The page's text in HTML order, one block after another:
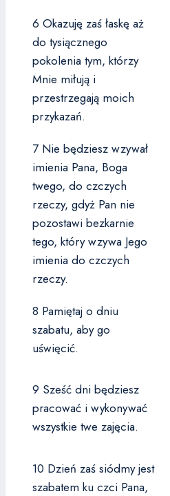
6 Okazuję zaś łaskę aż
do tysiącznego
pokolenia tym, którzy
Mnie miłują i
przestrzegają moich
przykazań.
7 Nie będziesz wzywał
imienia Pana, Boga
twego, do czczych
rzeczy, gdyż Pan nie
pozostawi bezkarnie
tego, który wzywa Jego
imienia do czczych
rzeczy.
8 Pamiętaj o dniu
szabatu, aby go
uświęcić.
9 Sześć dni będziesz
pracować i wykonywać
wszystkie twe zajęcia.
10 Dzień zaś siódmy jest
szabatem ku czci Pana,